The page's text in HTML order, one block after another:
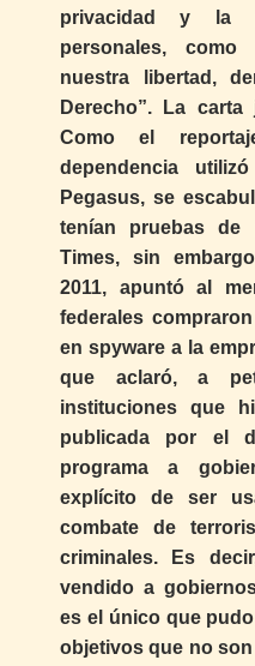
privacidad y la
personales, como
nuestra libertad,
Derecho”. La
Como el
dependencia
Pegasus, se
tenían pruebas de
Times, sin
2011, apuntó al
federales
en spyware a la
que aclaró, a
instituciones que
publicada por el
programa a
explícito de ser
combate de
criminales. Es
vendido a
es el único que
objetivos que no